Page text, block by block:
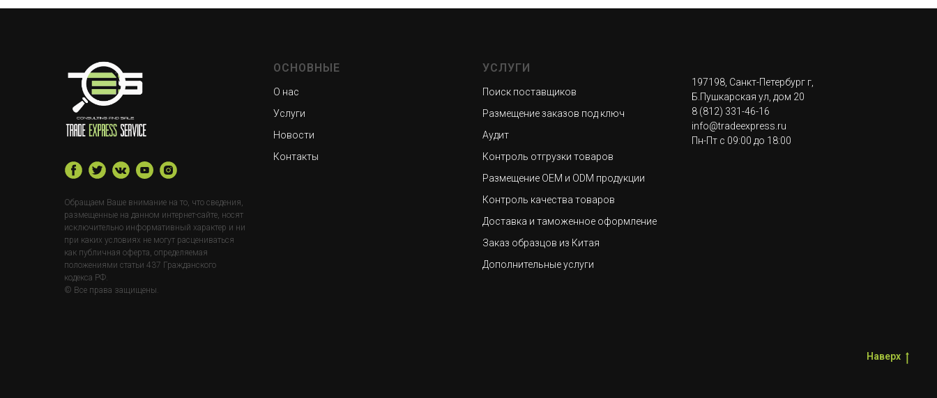
Обращаем Ваше внимание на то, что сведения,
размещенные на данном интернет-сайте, носят
исключительно информативный характер и ни
при каких условиях не могут расцениваться
как публичная оферта, определяемая
положениями статьи 437 Гражданского
кодекса РФ.
© Все права защищены.
ОСНОВНЫЕ
О нас
Услуги
Новости
Контакты
УСЛУГИ
Поиск поставщиков
Размещение заказов под ключ
Аудит
Контроль отгрузки товаров
Размещение ОЕМ и ОDM продукции
Контроль качества товаров
Доставка и таможенное оформление
Заказ образцов из Китая
Дополнительные услуги
197198, Санкт-Петербург г,
Б.Пушкарская ул, дом 20
8 (812) 331-46-16
info@tradeexpress.ru
Пн-Пт с 09:00 до 18:00
Наверх